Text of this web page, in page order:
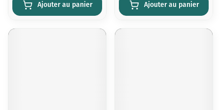
Ajouter au panier Ajouter au panier